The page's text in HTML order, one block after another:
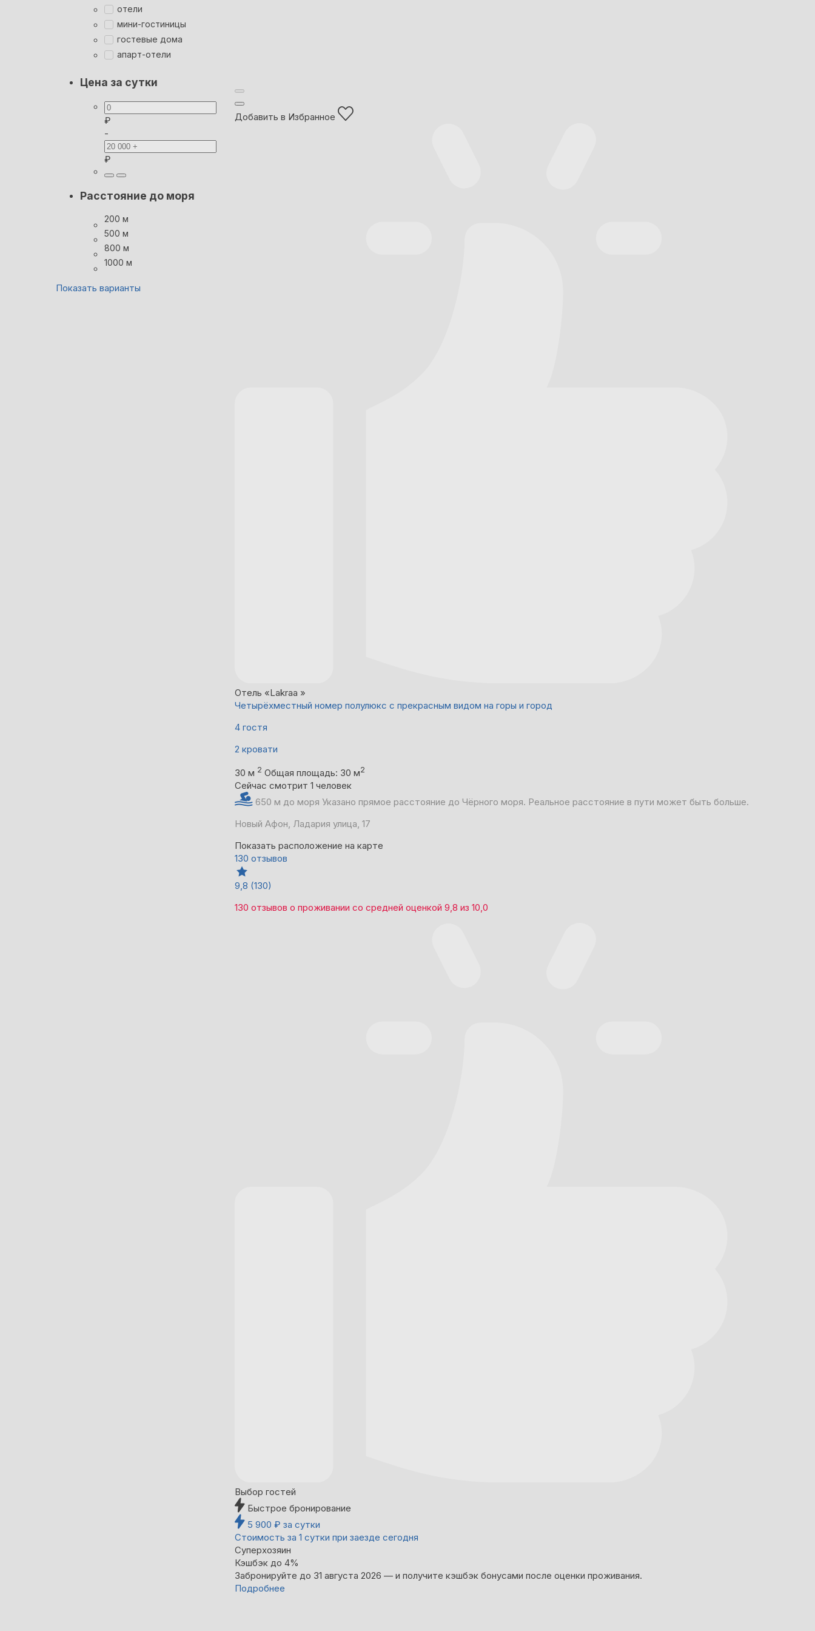
отели
мини-гостиницы
гостевые дома
апарт-отели
Цена за сутки
₽
-
₽
Расстояние до моря
200 м
500 м
800 м
1000 м
Показать варианты
Добавить в Избранное
Отель «Lakraa »
Четырёхместный номер полулюкс с прекрасным видом на горы и город
4 гостя
2 кровати
30 м 2 Общая площадь: 30 м2
Сейчас смотрит 1 человек
650 м до моря Указано прямое расстояние до Чёрного моря. Реальное расстояние в пути может быть больше.
Новый Афон, Ладария улица, 17
Показать расположение на карте
130 отзывов
9,8 (130)
130 отзывов о проживании со средней оценкой 9,8 из 10,0
Выбор гостей
Быстрое бронирование
5 900 ₽ за сутки
Стоимость за 1 сутки при заезде сегодня
Суперхозяин
Кэшбэк до 4%
Забронируйте до 31 августа 2026 — и получите кэшбэк бонусами после оценки проживания.
Подробнее